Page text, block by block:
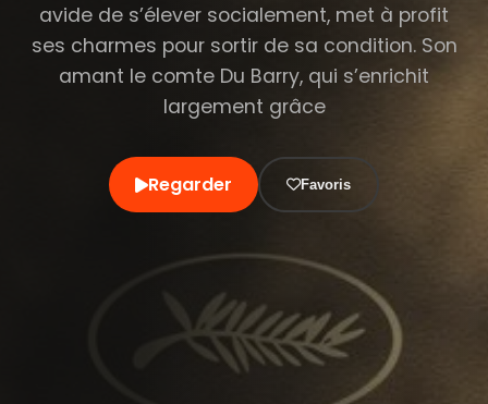
avide de s’élever socialement, met à profit
ses charmes pour sortir de sa condition. Son
amant le comte Du Barry, qui s’enrichit
largement grâce
Regarder Favoris